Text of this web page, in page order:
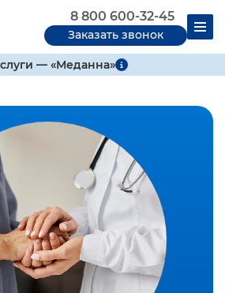
8 800 600-32-45
Заказать звонок
— «Меданна»